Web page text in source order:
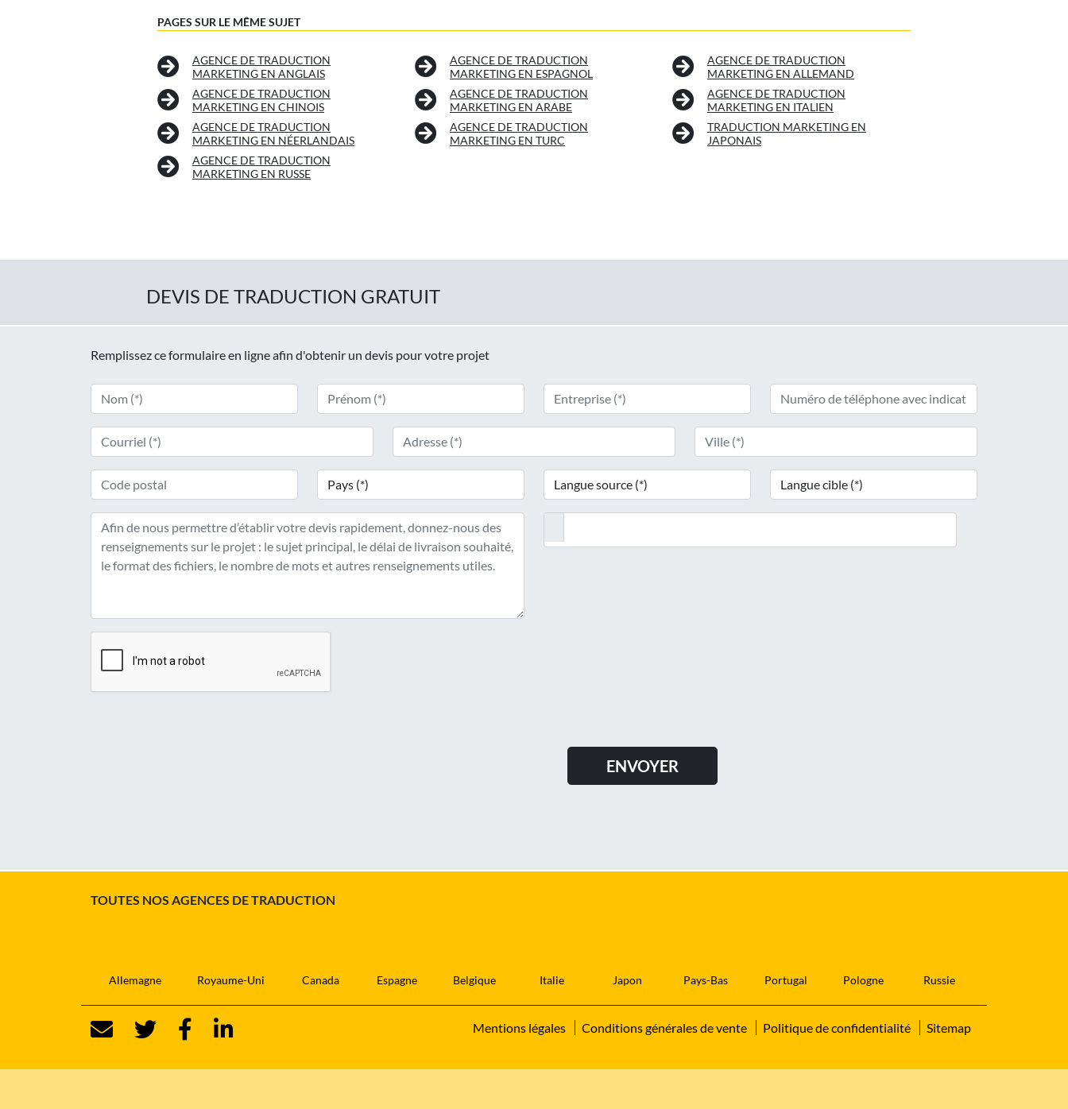
PAGES SUR LE MÊME SUJET
AGENCE DE TRADUCTION
MARKETING EN ANGLAIS
AGENCE DE TRADUCTION
MARKETING EN ESPAGNOL
AGENCE DE TRADUCTION
MARKETING EN ALLEMAND
AGENCE DE TRADUCTION
MARKETING EN CHINOIS
AGENCE DE TRADUCTION
MARKETING EN ARABE
AGENCE DE TRADUCTION
MARKETING EN ITALIEN
AGENCE DE TRADUCTION
MARKETING EN NÉERLANDAIS
AGENCE DE TRADUCTION
MARKETING EN TURC
TRADUCTION MARKETING EN
JAPONAIS
AGENCE DE TRADUCTION
MARKETING EN RUSSE
DEVIS DE TRADUCTION GRATUIT
Remplissez ce formulaire en ligne afin d'obtenir un devis pour votre projet
TOUTES NOS AGENCES DE TRADUCTION
Allemagne Royaume-Uni Canada Espagne Belgique Italie Japon Pays-Bas Portugal Pologne Russie
Mentions légales Conditions générales de vente Politique de confidentialité Sitemap